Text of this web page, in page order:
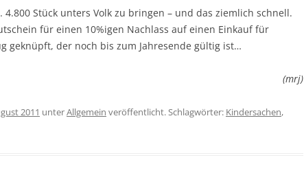
4.800 Stück unters Volk zu bringen – und das ziemlich schnell.
für einen 10%igen Nachlass auf einen Einkauf für
geknüpft, der noch bis zum Jahresende gültig ist…
(mrj)
2011 unterAllgemein veröffentlicht. Schlagwörter: Kindersachen,